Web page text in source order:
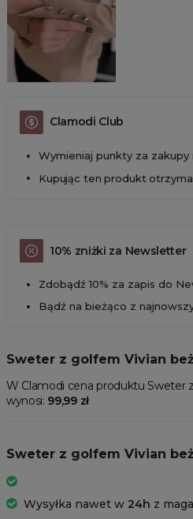
Clamodi Club
Wymieniaj punkty za zakupy
Kupując ten produkt
10% zniżki za Newsletter
Zdobądź 10% za zapis do
Bądź na bieżąco z
Sweter z golfem Vivian
W Clamodi cena produktu Sweter
wynosi: 99,99 zł
Sweter z golfem Vivian
Wysyłka nawet w 24h z